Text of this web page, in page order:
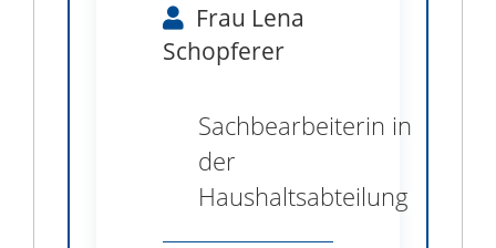
Frau Lena
Schopferer
Sachbearbeiterin in
der
Haushaltsabteilung